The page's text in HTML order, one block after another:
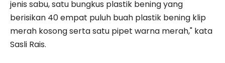
jenis sabu, satu bungkus plastik bening yang
berisikan 40 empat puluh buah plastik bening klip
merah kosong serta satu pipet warna merah," kata
Sasli Rais.